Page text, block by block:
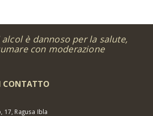
alcol è dannoso per la salute,
con moderazione
CONTATTO
Ragusa Ibla